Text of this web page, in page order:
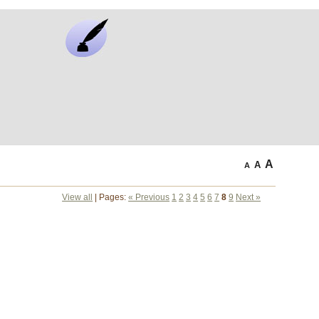
A A A
View all | Pages:« Previous 1 2 3 4 5 6 7 8 9 Next »